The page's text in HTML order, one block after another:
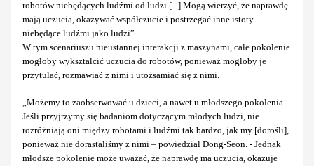
robotów niebędących ludźmi od ludzi [...] Mogą wierzyć, że naprawdę
mają uczucia, okazywać współczucie i postrzegać inne istoty
niebędące ludźmi jako ludzi”.
W tym scenariuszu nieustannej interakcji z maszynami, całe pokolenie
mogłoby wykształcić uczucia do robotów, ponieważ mogłoby je
przytulać, rozmawiać z nimi i utożsamiać się z nimi.
„Możemy to zaobserwować u dzieci, a nawet u młodszego pokolenia.
Jeśli przyjrzymy się badaniom dotyczącym młodych ludzi, nie
rozróżniają oni między robotami i ludźmi tak bardzo, jak my [dorośli],
ponieważ nie dorastaliśmy z nimi – powiedział Dong-Seon. - Jednak
młodsze pokolenie może uważać, że naprawdę ma uczucia, okazuje